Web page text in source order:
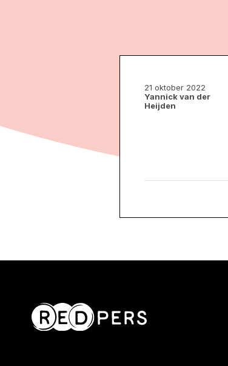
21 oktober 2022
Yannick van der
Heijden